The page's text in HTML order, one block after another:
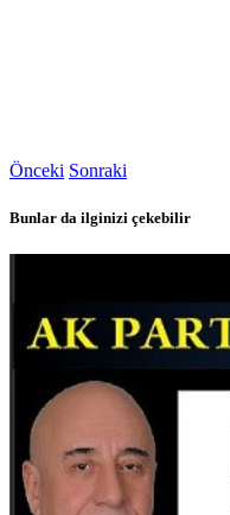
Önceki Sonraki
Bunlar da ilginizi çekebilir